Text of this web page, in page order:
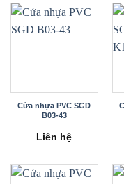
Cửa nhựa PVC SGD
B03-43
Liên hệ